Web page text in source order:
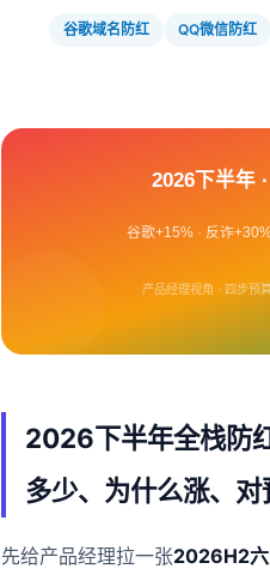
谷歌域名防红 QQ微信防红
2026下半年
谷歌+15% · 反诈
产品经理视角 · 四步预
2026下半年全栈防
多少、为什么涨、对
先给产品经理拉一张2026H2六